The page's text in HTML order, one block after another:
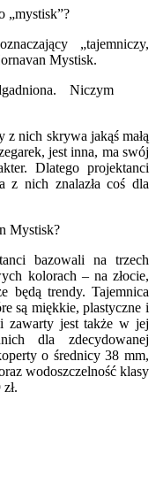
„mystisk”?
„tajemniczy,
Mystisk.
Niczym
z nich skrywa jakąś małą
jest inna, ma swój
Dlatego projektanci
z nich znalazła coś dla
Mystisk?
bazowali na trzech
kolorach – na złocie,
będą trendy. Tajemnica
są miękkie, plastyczne i
zawarty jest także w jej
dla zdecydowanej
o średnicy 38 mm,
wodoszczelność klasy